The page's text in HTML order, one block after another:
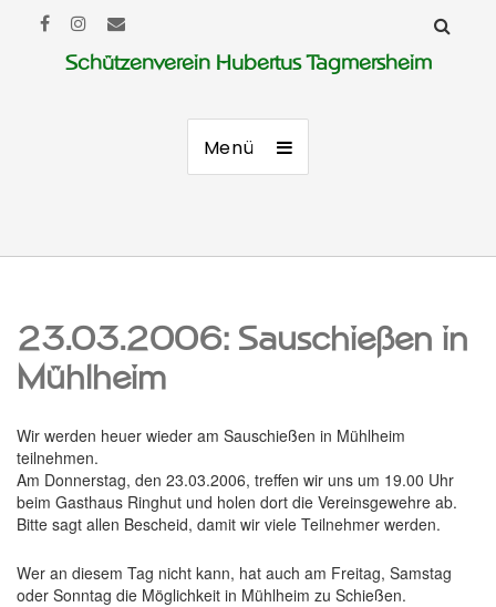
Schützenverein Hubertus Tagmersheim
Menü
23.03.2006: Sauschießen in
Mühlheim
Wir werden heuer wieder am Sauschießen in Mühlheim
teilnehmen.
Am Donnerstag, den 23.03.2006, treffen wir uns um 19.00 Uhr
beim Gasthaus Ringhut und holen dort die Vereinsgewehre ab.
Bitte sagt allen Bescheid, damit wir viele Teilnehmer werden.
Wer an diesem Tag nicht kann, hat auch am Freitag, Samstag
oder Sonntag die Möglichkeit in Mühlheim zu Schießen.